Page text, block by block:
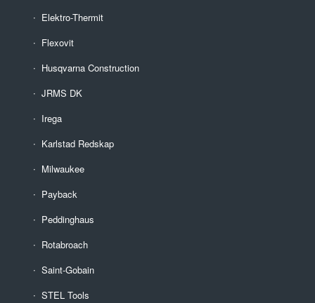
Elektro-Thermit
Flexovit
Husqvarna Construction
JRMS DK
Irega
Karlstad Redskap
Milwaukee
Payback
Peddinghaus
Rotabroach
Saint-Gobain
STEL Tools